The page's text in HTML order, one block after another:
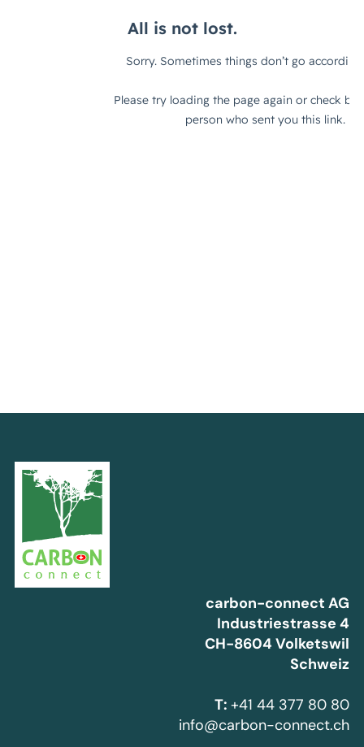
carbon-connect AG
Industriestrasse 4
CH-8604 Volketswil
Schweiz
T: +41 44 377 80 80
info@carbon-connect.ch